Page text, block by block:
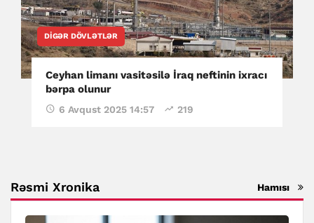
DIGƏR DÖVLƏTLƏR
Ceyhan limanı vasitəsilə İraq neftinin ixracı
bərpa olunur
6 Avqust 2025 14:57 219
Rəsmi Xronika Hamısı